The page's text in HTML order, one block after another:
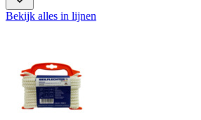
Bekijk alles in lijnen